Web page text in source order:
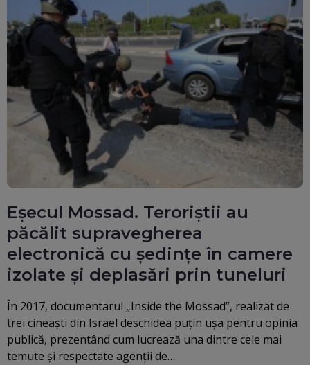
Eșecul Mossad. Teroriștii au
păcălit supravegherea
electronică cu ședințe în camere
izolate și deplasări prin tuneluri
În 2017, documentarul „Inside the Mossad”, realizat de
trei cineaști din Israel deschidea puțin ușa pentru opinia
publică, prezentând cum lucrează una dintre cele mai
temute și respectate agenții de…